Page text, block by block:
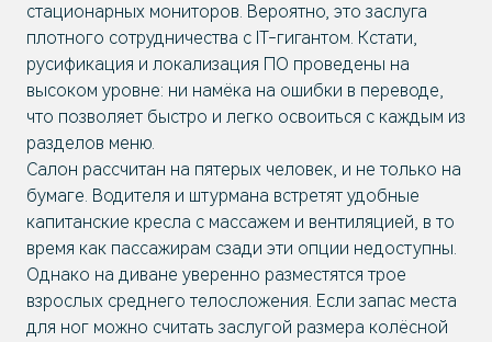
стационарных мониторов. Вероятно, это заслуга
плотного сотрудничества с IT-гигантом. Кстати,
русификация и локализация ПО проведены на
высоком уровне: ни намёка на ошибки в переводе,
что позволяет быстро и легко освоиться с каждым из
разделов меню.
Салон рассчитан на пятерых человек, и не только на
бумаге. Водителя и штурмана встретят удобные
капитанские кресла с массажем и вентиляцией, в то
время как пассажирам сзади эти опции недоступны.
Однако на диване уверенно разместятся трое
взрослых среднего телосложения. Если запас места
для ног можно считать заслугой размера колёсной